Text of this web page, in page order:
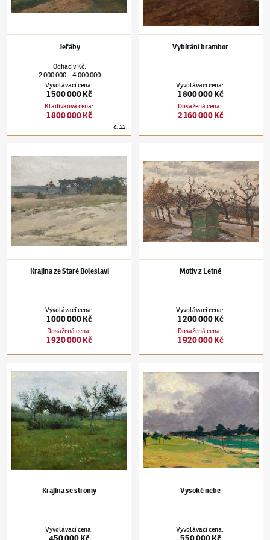
Jeřáby
Odhadv Kč:
2 000 000–4 000 000
Vyvolávací cena:
1 500 000 Kč
Kladívková cena:
1 800 000 Kč
č.22
Vybírání brambor
Vyvolávací cena:
1 800 000 Kč
Dosažená cena:
2 160 000 Kč
Krajina ze Staré Boleslavi
Vyvolávací cena:
1 000 000 Kč
Dosažená cena:
1 920 000 Kč
Motiv z Letné
Vyvolávací cena:
1 200 000 Kč
Dosažená cena:
1 920 000 Kč
Antonín Slavíček(1870–1910)Krajina se stromy
Krajina se stromy
Vyvolávací cena:
Vysoké nebe
Vyvolávací cena: